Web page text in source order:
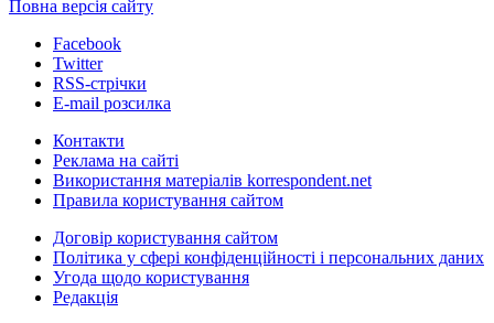
Повна версія сайту
Facebook
Twitter
RSS-стрічки
E-mail розсилка
Контакти
Реклама на сайті
Використання матеріалів korrespondent.net
Правила користування сайтом
Договір користування сайтом
Політика у сфері конфіденційності і персональних даних
Угода щодо користування
Редакція